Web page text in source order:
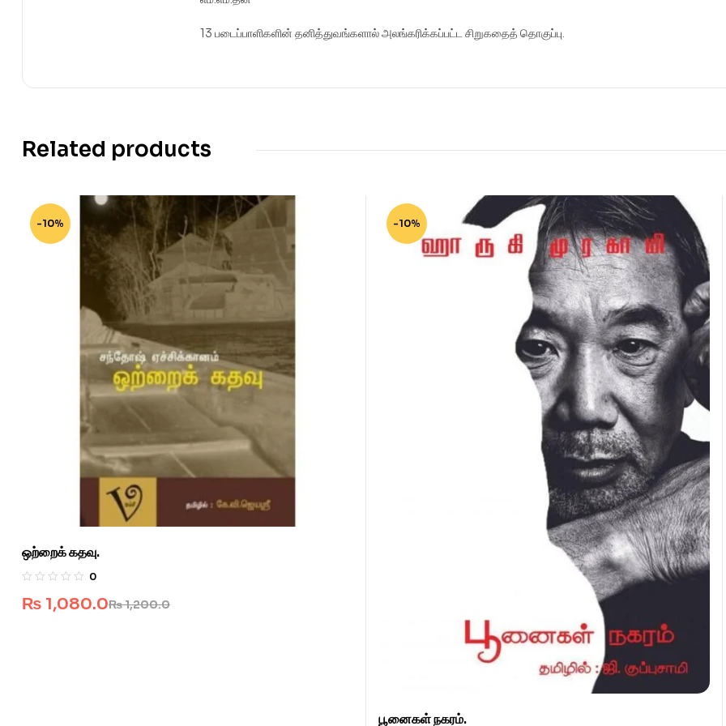
13 படைப்பாளிகளின் தனித்துவங்களால் அலங்கரிக்கப்பட்ட சிறுகதைத் தொகுப்பு.
Related products
-10%
ஒற்றைக் கதவு.
0
₨1,200.0
₨ 1,080.0
-10%
பூனைகள் நகரம்.